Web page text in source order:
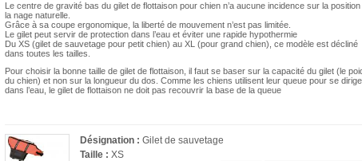
Le centre de gravité bas du gilet de flottaison pour chien n’a aucune incidence sur la position
la nage naturelle.
Grâce à sa coupe ergonomique, la liberté de mouvement n’est pas limitée.
Le gilet peut servir de protection dans l’eau et éviter une rapide hypothermie
Du XS (gilet de sauvetage pour petit chien) au XL (pour grand chien), ce modèle est décliné
dans toutes les tailles.
Pour choisir la bonne taille de gilet de flottaison, il faut se baser sur la capacité du gilet (le
du chien) et non sur la longueur du dos. Comme les chiens utilisent leur queue pour se
dans l’eau, le gilet de flottaison ne doit pas recouvrir la base de la queue
Désignation :Gilet de sauvetage
Taille :XS